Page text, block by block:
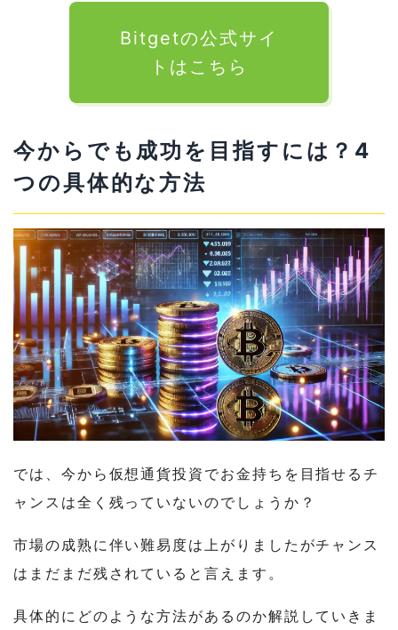
Bitgetの公式サイ
トはこちら
今からでも成功を目指すには？4
つの具体的な方法
では、今から仮想通貨投資でお金持ちを目指せるチ
ャンスは全く残っていないのでしょうか？
市場の成熟に伴い難易度は上がりましたがチャンス
はまだまだ残されていると言えます。
具体的にどのような方法があるのか解説していきま